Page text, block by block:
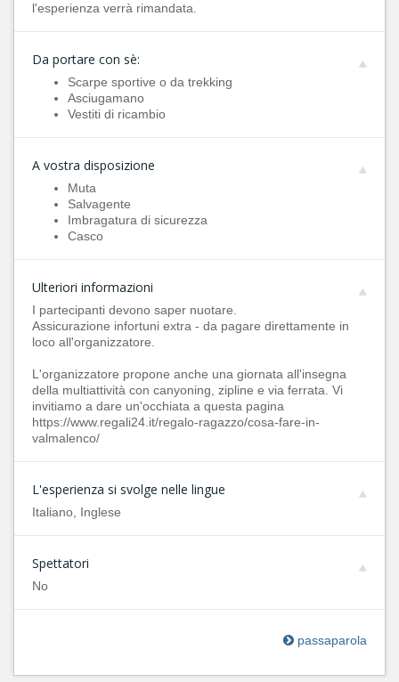
l'esperienza verrà rimandata.
Da portare con sè:
Scarpe sportive o da trekking
Asciugamano
Vestiti di ricambio
A vostra disposizione
Muta
Salvagente
Imbragatura di sicurezza
Casco
Ulteriori informazioni
I partecipanti devono saper nuotare.
Assicurazione infortuni extra - da pagare direttamente in
loco all'organizzatore.
L'organizzatore propone anche una giornata all'insegna
della multiattività con canyoning, zipline e via ferrata. Vi
invitiamo a dare un'occhiata a questa pagina
https://www.regali24.it/regalo-ragazzo/cosa-fare-in-
valmalenco/
L'esperienza si svolge nelle lingue
Italiano, Inglese
Spettatori
No
passaparola